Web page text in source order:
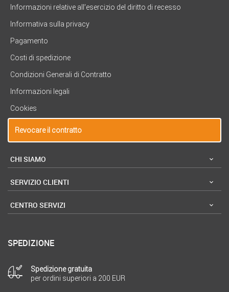
Informazioni relative all’esercizio del diritto di recesso
Informativa sulla privacy
Pagamento
Costi di spedizione
Condizioni Generali di Contratto
Informazioni legali
Cookies
Revocare il contratto
CHI SIAMO
SERVIZIO CLIENTI
CENTRO SERVIZI
SPEDIZIONE
Spedizione gratuita
per ordini superiori a 200 EUR